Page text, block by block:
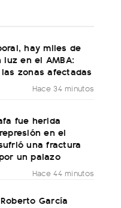
hay miles de
en el AMBA:
zonas afectadas
Hace 34 minutos
fue herida
en el
una fractura
un palazo
Hace 44 minutos
García